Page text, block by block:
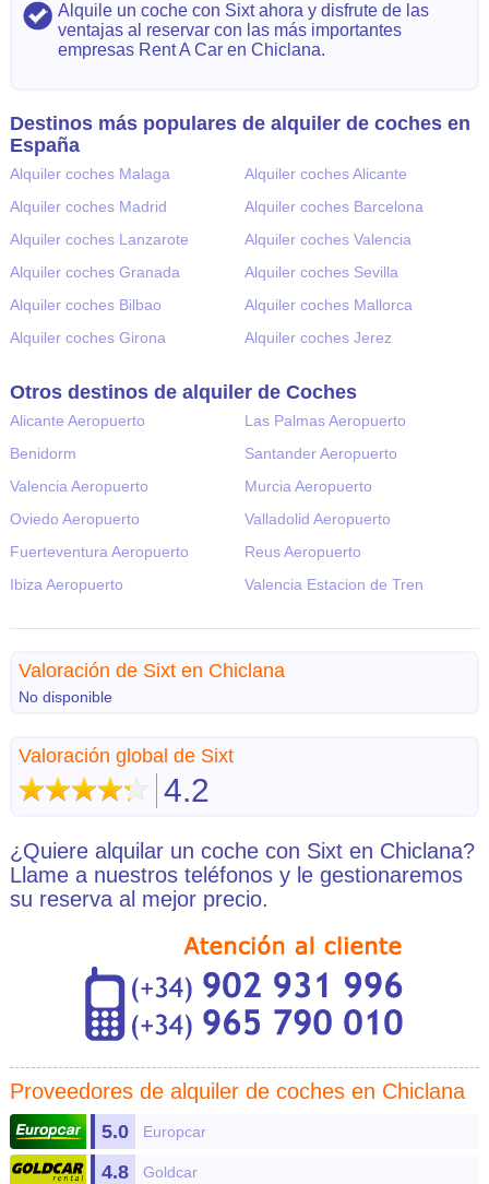
Alquile un coche con Sixt ahora y disfrute de las
ventajas al reservar con las más importantes
empresas Rent A Car en Chiclana.
Destinos más populares de alquiler de coches en
España
Alquiler coches Malaga
Alquiler coches Alicante
Alquiler coches Madrid
Alquiler coches Barcelona
Alquiler coches Lanzarote
Alquiler coches Valencia
Alquiler coches Granada
Alquiler coches Sevilla
Alquiler coches Bilbao
Alquiler coches Mallorca
Alquiler coches Girona
Alquiler coches Jerez
Otros destinos de alquiler de Coches
Alicante Aeropuerto
Las Palmas Aeropuerto
Benidorm
Santander Aeropuerto
Valencia Aeropuerto
Murcia Aeropuerto
Oviedo Aeropuerto
Valladolid Aeropuerto
Fuerteventura Aeropuerto
Reus Aeropuerto
Ibiza Aeropuerto
Valencia Estacion de Tren
Valoración de Sixt en Chiclana
No disponible
Valoración global de Sixt
4.2
¿Quiere alquilar un coche con Sixt en Chiclana?
Llame a nuestros teléfonos y le gestionaremos
su reserva al mejor precio.
Proveedores de alquiler de coches en Chiclana
Europcar
5.0
Goldcar
4.8